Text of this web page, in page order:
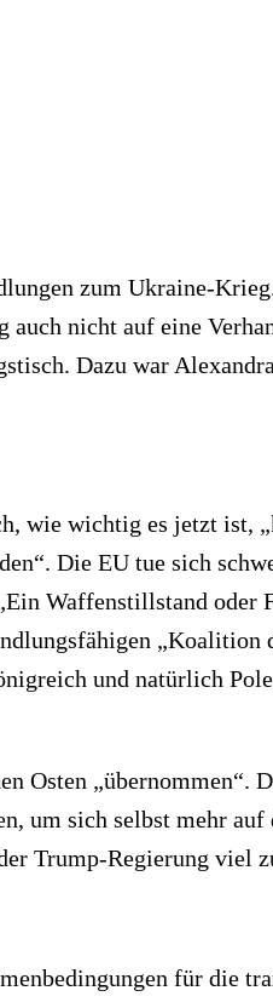
zum Ukraine-
nicht auf eine
Dazu war
wie wichtig es jetzt ist,
Die EU tue sich
Waffenstillstand oder
und natürlich
Osten „übernommen“.
um sich selbst mehr auf
Trump-Regierung viel
für die